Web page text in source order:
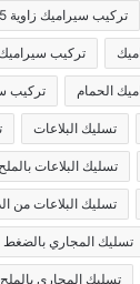
تركيب سيراميك زاوية 45
تركيب سيراميك
الحمام تركيب
تسليك البلاعات
تسليك البلاعات بالملح
تسليك البلاعات من
تسليك المجاري بالضغط
تسليك المجاري بالملح